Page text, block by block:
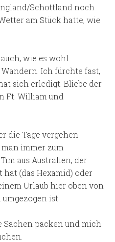
Schottland noch
am Stück hatte, wie
wie es wohl
Ich fürchte fast,
sich erledigt. Bliebe der
Ft. William und
die Tage vergehen
immer zum
aus Australien, der
hat (das Hexamid) oder
Urlaub hier oben von
ist.
packen und mich